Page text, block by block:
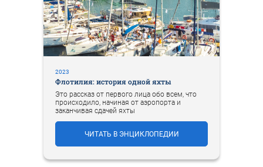
2023
Флотилия: история одной яхты
Это рассказ от первого лица обо всем, что
происходило, начиная от аэропорта и
заканчивая сдачей яхты
ЧИТАТЬ В ЭНЦИКЛОПЕДИИ